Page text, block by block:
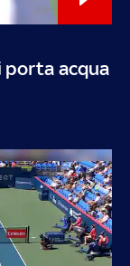
porta acqua